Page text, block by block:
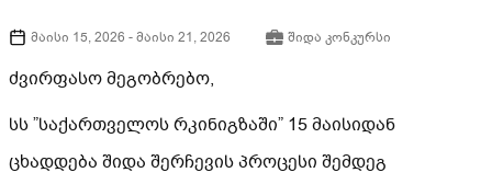
მაისი 15, 2026 -მაისი 21, 2026 შიდა კონკურსი
ძვირფასო მეგობრებო,
სს ”საქართველოს რკინიგზაში” 15 მაისიდან
ცხადდება შიდა შერჩევის პროცესი შემდეგ